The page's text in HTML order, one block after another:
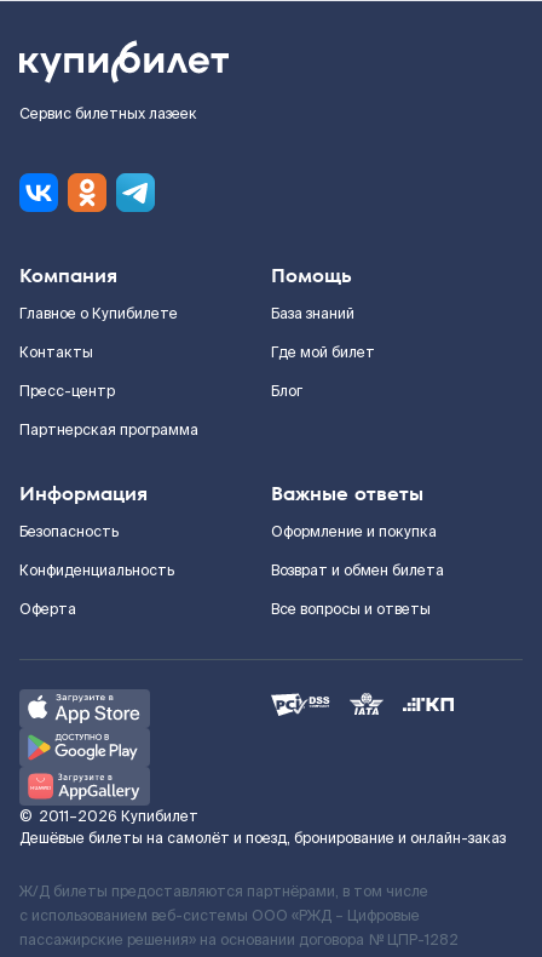
Сервис билетных лазеек
Компания
Главное о Купибилете
Контакты
Пресс-центр
Партнерская программа
Помощь
База знаний
Где мой билет
Блог
Информация
Безопасность
Конфиденциальность
Оферта
Важные ответы
Оформление и покупка
Возврат и обмен билета
Все вопросы и ответы
© 2011–2026 Купибилет
Дешёвые билеты на самолёт и поезд, бронирование и онлайн-заказ
Ж/Д билеты предоставляются партнёрами, в том числе
с использованием веб-системы ООО «РЖД – Цифровые
пассажирские решения» на основании договора № ЦПР-1282